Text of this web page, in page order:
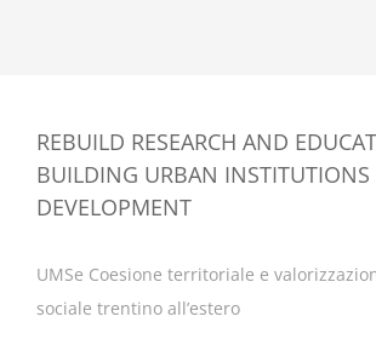
REBUILD RESEARCH AND
BUILDING URBAN INSTITUTIONS
DEVELOPMENT
UMSe Coesione territoriale e
sociale trentino all’estero